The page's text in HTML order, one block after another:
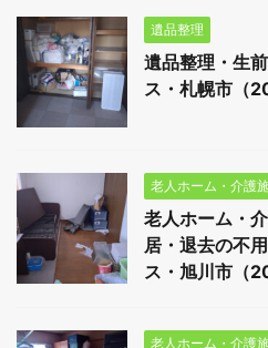
遺品整理
遺品整理・生
ス・札幌市（
老人ホーム・介護
老人ホーム・
居・退去の不
ス・旭川市（
老人ホーム・介護